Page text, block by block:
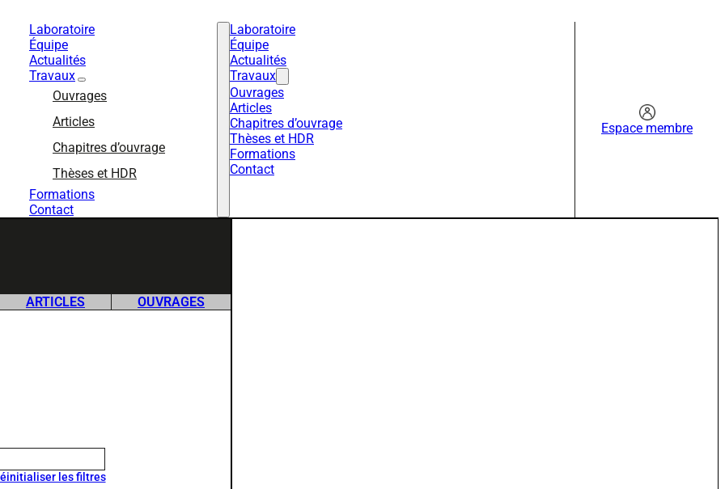
Laboratoire
Équipe
Actualités
Travaux
Ouvrages
Articles
Chapitres d’ouvrage
Thèses et HDR
Formations
Contact
Laboratoire
Équipe
Actualités
Travaux
Ouvrages
Articles
Chapitres d’ouvrage
Thèses et HDR
Formations
Contact
Espace membre
ARTICLES OUVRAGES
les filtres